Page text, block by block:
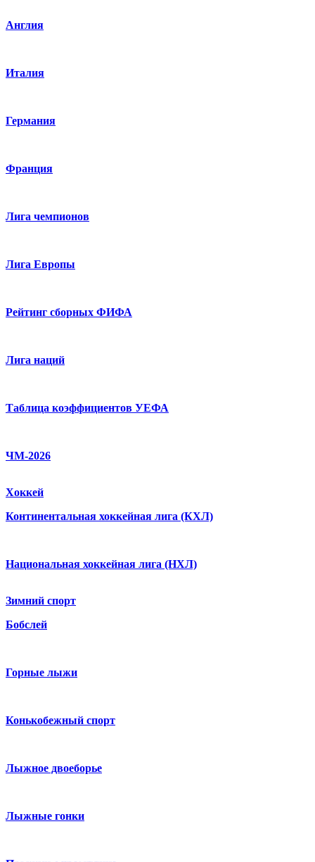
Англия
Италия
Германия
Франция
Лига чемпионов
Лига Европы
Рейтинг сборных ФИФА
Лига наций
Таблица коэффициентов УЕФА
ЧМ-2026
Хоккей
Континентальная хоккейная лига (КХЛ)
Национальная хоккейная лига (НХЛ)
Зимний спорт
Бобслей
Горные лыжи
Конькобежный спорт
Лыжное двоеборье
Лыжные гонки